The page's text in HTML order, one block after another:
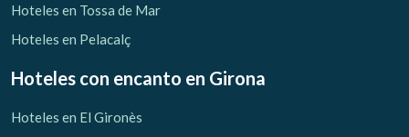
Hoteles en Tossa de Mar
Hoteles en Pelacalç
Hoteles con encanto en Girona
Hoteles en El Gironès